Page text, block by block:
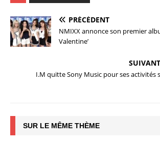
PRÉCÉDENT
NMIXX annonce son premier
Valentine’
SUIVANT
I.M quitte Sony Music pour ses activités
SUR LE MÊME THÈME